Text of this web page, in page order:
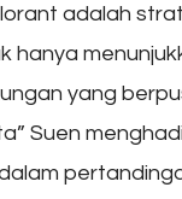
adalah
hanya
yang
Suen